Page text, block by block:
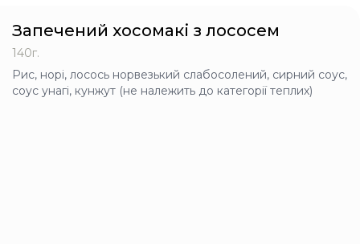
Запечений хосомакі з лососем
140г.
Рис, норі, лосось норвезький слабосолений, сирний соус,
соус унагі, кунжут (не належить до категорії теплих)
260г
Рис, норі, крем-сир,